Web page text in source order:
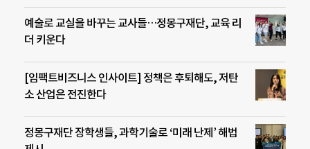
예술로 교실을 바꾸는 교사들…정몽구재단, 교육 리
더 키운다
[임팩트비즈니스 인사이트] 정책은 후퇴해도, 저탄
소 산업은 전진한다
정몽구재단 장학생들, 과학기술로 ‘미래 난제’ 해법